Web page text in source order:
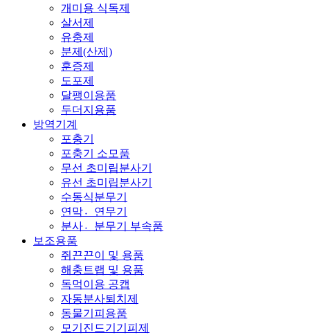
개미용 식독제
살서제
유충제
분제(산제)
훈증제
도포제
달팽이용품
두더지용품
방역기계
포충기
포충기 소모품
무선 초미립분사기
유선 초미립분사기
수동식분무기
연막연〮무기
분사분〮무기 부속품
보조용품
쥐끈끈이 및 용품
해충트랩 및 용품
독먹이용 공캡
자동분사퇴치제
동물기피용품
모기진드기기피제